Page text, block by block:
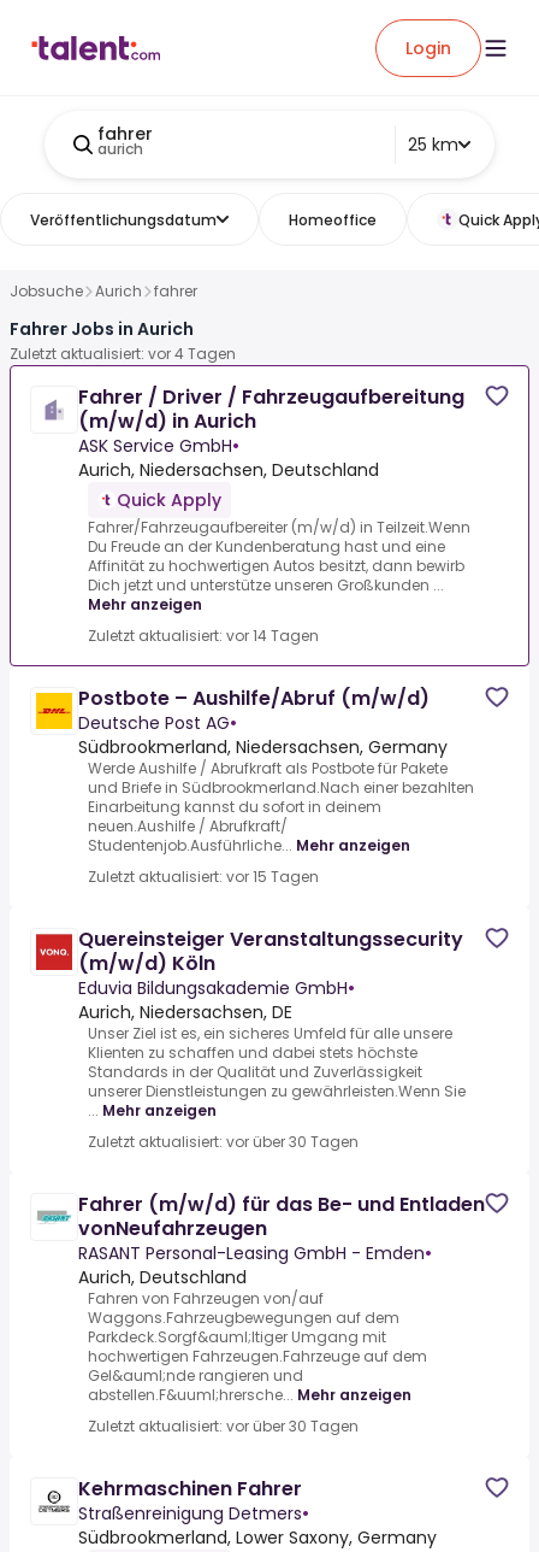
Login
fahrer
aurich 25 km
Veröffentlichungsdatum Homeoffice Quick
Jobsuche Aurich fahrer
Fahrer Jobs in Aurich
Zuletzt aktualisiert: vor 4 Tagen
Fahrer / Driver / Fahrzeugaufbereitung
(m/w/d) in Aurich
ASK Service GmbH•
Aurich, Niedersachsen, Deutschland
Quick Apply
Fahrer/Fahrzeugaufbereiter (m/w/d) in Teilzeit.Wenn
Du Freude an der Kundenberatung hast und eine
Affinität zu hochwertigen Autos besitzt, dann bewirb
Dich jetzt und unterstütze unseren Großkunden ...
Mehr anzeigen
Zuletzt aktualisiert: vor 14 Tagen
Postbote – Aushilfe/Abruf (m/w/d)
Deutsche Post AG•
Südbrookmerland, Niedersachsen, Germany
Werde Aushilfe / Abrufkraft als Postbote für Pakete
und Briefe in Südbrookmerland.Nach einer bezahlten
Einarbeitung kannst du sofort in deinem
neuen.Aushilfe / Abrufkraft/
Studentenjob.Ausführliche... Mehr anzeigen
Zuletzt aktualisiert: vor 15 Tagen
Quereinsteiger Veranstaltungssecurity
(m/w/d) Köln
Eduvia Bildungsakademie GmbH•
Aurich, Niedersachsen, DE
Unser Ziel ist es, ein sicheres Umfeld für alle unsere
Klienten zu schaffen und dabei stets höchste
Standards in der Qualität und Zuverlässigkeit
unserer Dienstleistungen zu gewährleisten.Wenn Sie
... Mehr anzeigen
Zuletzt aktualisiert: vor über 30 Tagen
Fahrer (m/w/d) für das Be- und Entladen
vonNeufahrzeugen
RASANT Personal-Leasing GmbH - Emden•
Aurich, Deutschland
Fahren von Fahrzeugen von/auf
Waggons.Fahrzeugbewegungen auf dem
Parkdeck.Sorgf&auml;ltiger Umgang mit
hochwertigen Fahrzeugen.Fahrzeuge auf dem
Gel&auml;nde rangieren und
abstellen.F&uuml;hrersche... Mehr anzeigen
Zuletzt aktualisiert: vor über 30 Tagen
Kehrmaschinen Fahrer
Straßenreinigung Detmers•
Südbrookmerland, Lower Saxony, Germany